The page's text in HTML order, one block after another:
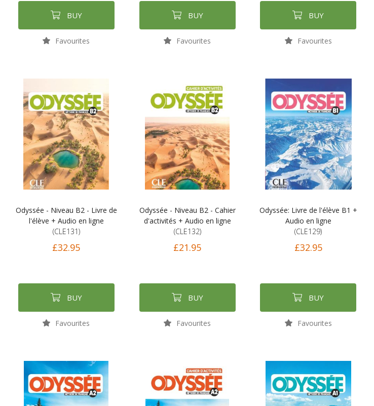
BUY
Favourites
BUY
Favourites
BUY
Favourites
Odyssée - Niveau B2 - Livre de
l'élève + Audio en ligne
(CLE131)
£32.95
BUY
Favourites
Odyssée - Niveau B2 - Cahier
d'activités + Audio en ligne
(CLE132)
£21.95
BUY
Favourites
Odyssée: Livre de l'élève B1 +
Audio en ligne
(CLE129)
£32.95
BUY
Favourites